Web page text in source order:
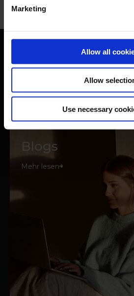
Marketing
Allow all
Allow
Use necessary
Nomentia
Blogs
Mehr lesen